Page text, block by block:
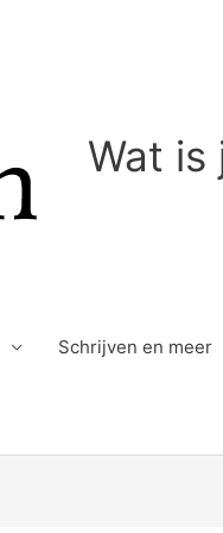
Wat is
Schrijven en meer